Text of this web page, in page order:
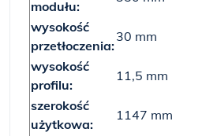
modułu:
wysokość
przetłoczenia:
30 mm
wysokość
profilu:
11,5 mm
szerokość
użytkowa:
1147 mm